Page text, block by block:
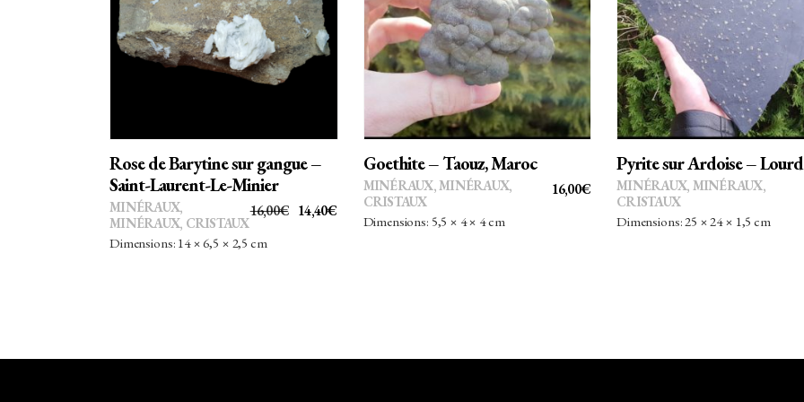
AJOUTER AU PANIER
Rose de Barytine sur gangue –
Saint-Laurent-Le-Minier
16,00€
LE
14,40€LE
MINÉRAUX,
MINÉRAUX, CRISTAUX
Dimensions: 14 × 6,5 × 2,5 cm
AJOUTER AU PANIER
Goethite – Taouz, Maroc
16,00€
MINÉRAUX, MINÉRAUX,
CRISTAUX
Dimensions: 5,5 × 4 × 4 cm
AJOUTER AU PANIER
Pyrite sur Ardoise –
MINÉRAUX, MINÉRAUX,
CRISTAUX
Dimensions: 25 × 24 × 1,5 cm